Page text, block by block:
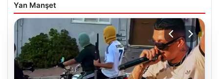
Yan Manşet